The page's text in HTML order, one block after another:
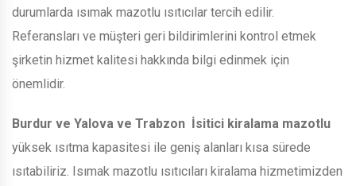
durumlarda ısımak mazotlu ısıtıcılar tercih edilir.
Referansları ve müşteri geri bildirimlerini kontrol etmek
şirketin hizmet kalitesi hakkında bilgi edinmek için
önemlidir.
Burdur ve Yalova ve Trabzon İsitici kiralama mazotlu
yüksek ısıtma kapasitesi ile geniş alanları kısa sürede
ısıtabiliriz. Isımak mazotlu ısıtıcıları kiralama hizmetimizden